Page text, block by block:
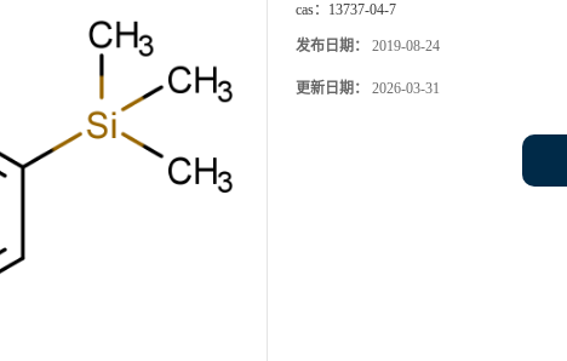
cas： 13737-04-7
发布日期： 2019-08-24
更新日期： 2026-03-31